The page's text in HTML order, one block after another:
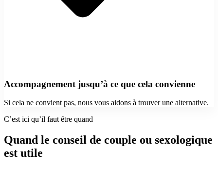
Accompagnement jusqu’à ce que cela convienne
Si cela ne convient pas, nous vous aidons à trouver une alternative.
C’est ici qu’il faut être quand
Quand le conseil de couple ou sexologique
est utile